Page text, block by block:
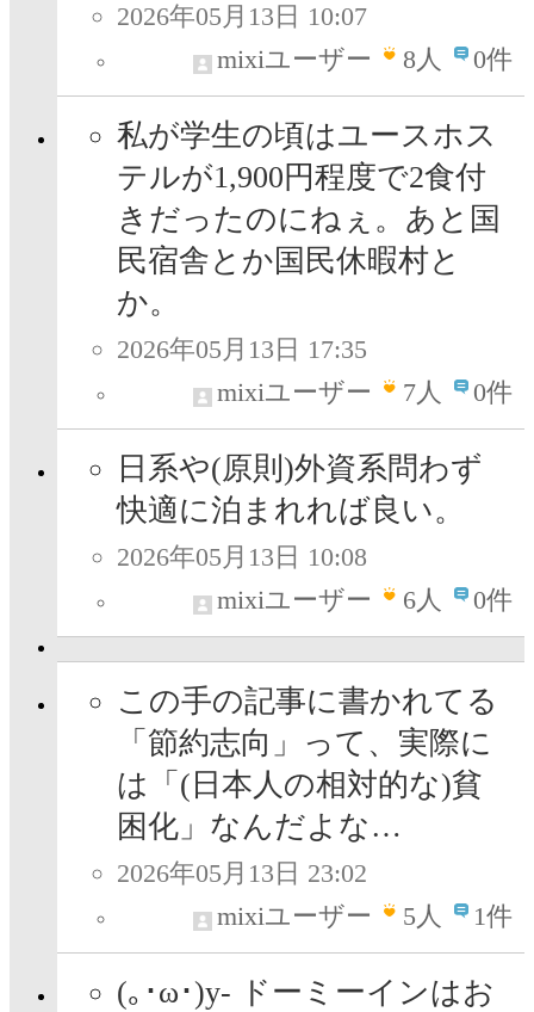
2026年05月13日 10:07
mixiユーザー
8人 0件
私が学生の頃はユースホス
テルが1,900円程度で2食付
きだったのにねぇ。あと国
民宿舎とか国民休暇村と
か。
2026年05月13日 17:35
mixiユーザー
7人 0件
日系や(原則)外資系問わず
快適に泊まれれば良い。
2026年05月13日 10:08
mixiユーザー
6人 0件
この手の記事に書かれてる
「節約志向」って、実際に
は「(日本人の相対的な)貧
困化」なんだよな…
2026年05月13日 23:02
mixiユーザー
5人 1件
(｡･ω･)y- ドーミーインはお